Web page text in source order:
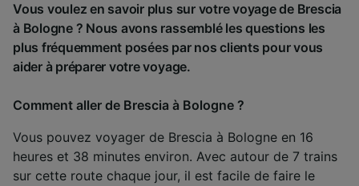
Vous voulez en savoir plus sur votre voyage de Brescia
à Bologne ? Nous avons rassemblé les questions les
plus fréquemment posées par nos clients pour vous
aider à préparer votre voyage.
Comment aller de Brescia à Bologne ?
Vous pouvez voyager de Brescia à Bologne en 16
heures et 38 minutes environ. Avec autour de 7 trains
sur cette route chaque jour, il est facile de faire le